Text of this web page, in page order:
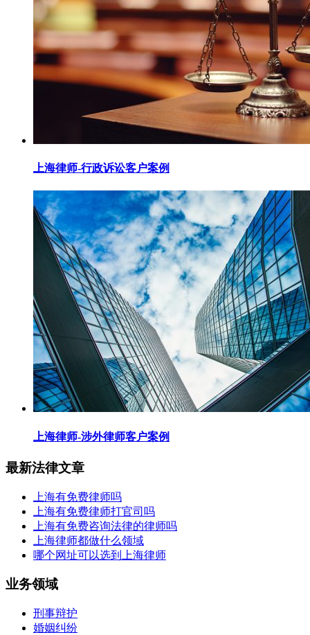
上海律师-行政诉讼客户案例
上海律师-涉外律师客户案例
最新法律文章
上海有免费律师吗
上海有免费律师打官司吗
上海有免费咨询法律的律师吗
上海律师都做什么领域
哪个网址可以选到上海律师
业务领域
刑事辩护
婚姻纠纷